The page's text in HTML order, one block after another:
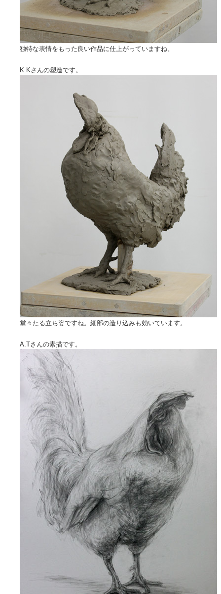
独特な表情をもった良い作品に仕上がっていますね。
K.Kさんの塑造です。
堂々たる立ち姿ですね。細部の造り込みも効いています。
A.Tさんの素描です。